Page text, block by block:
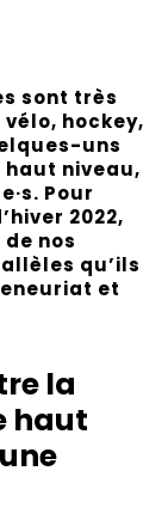
sont très
hockey,
uns
niveau,
Pour
2022,
nos
qu’ils
et
la
haut